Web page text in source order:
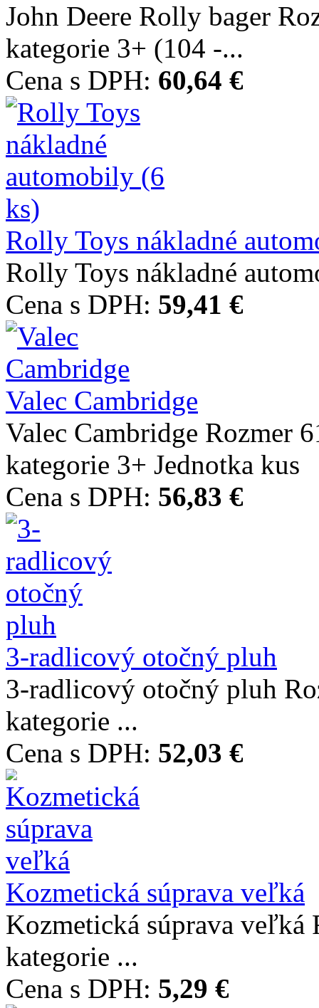
John Deere Rolly bager
kategorie 3+ (104 -...
Cena s DPH: 60,64 €
Rolly Toys nákladné
Rolly Toys nákladné
Cena s DPH: 59,41 €
Valec Cambridge
Valec Cambridge Rozmer
kategorie 3+ Jednotka kus
Cena s DPH: 56,83 €
3-radlicový otočný pluh
3-radlicový otočný pluh
kategorie ...
Cena s DPH: 52,03 €
Kozmetická súprava veľká
Kozmetická súprava veľká
kategorie ...
Cena s DPH: 5,29 €